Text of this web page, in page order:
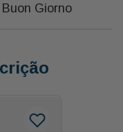
Giorno